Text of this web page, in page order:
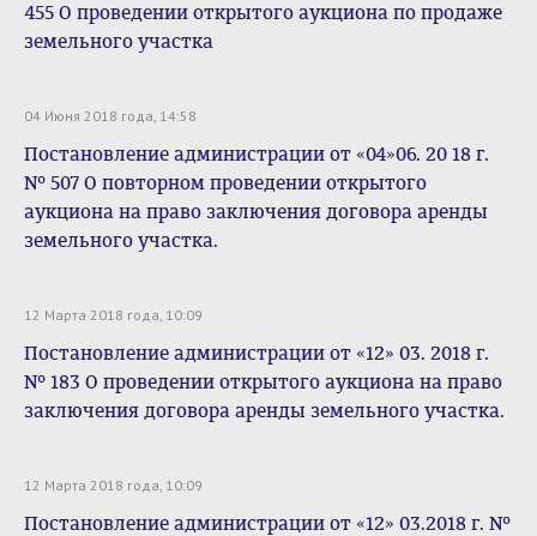
455 О проведении открытого аукциона по продаже
земельного участка
04 Июня 2018 года, 14:58
Постановление администрации от «04»06. 20 18 г.
№ 507 О повторном проведении открытого
аукциона на право заключения договора аренды
земельного участка.
12 Марта 2018 года, 10:09
Постановление администрации от «12» 03. 2018 г.
№ 183 О проведении открытого аукциона на право
заключения договора аренды земельного участка.
12 Марта 2018 года, 10:09
Постановление администрации от «12» 03.2018 г. №